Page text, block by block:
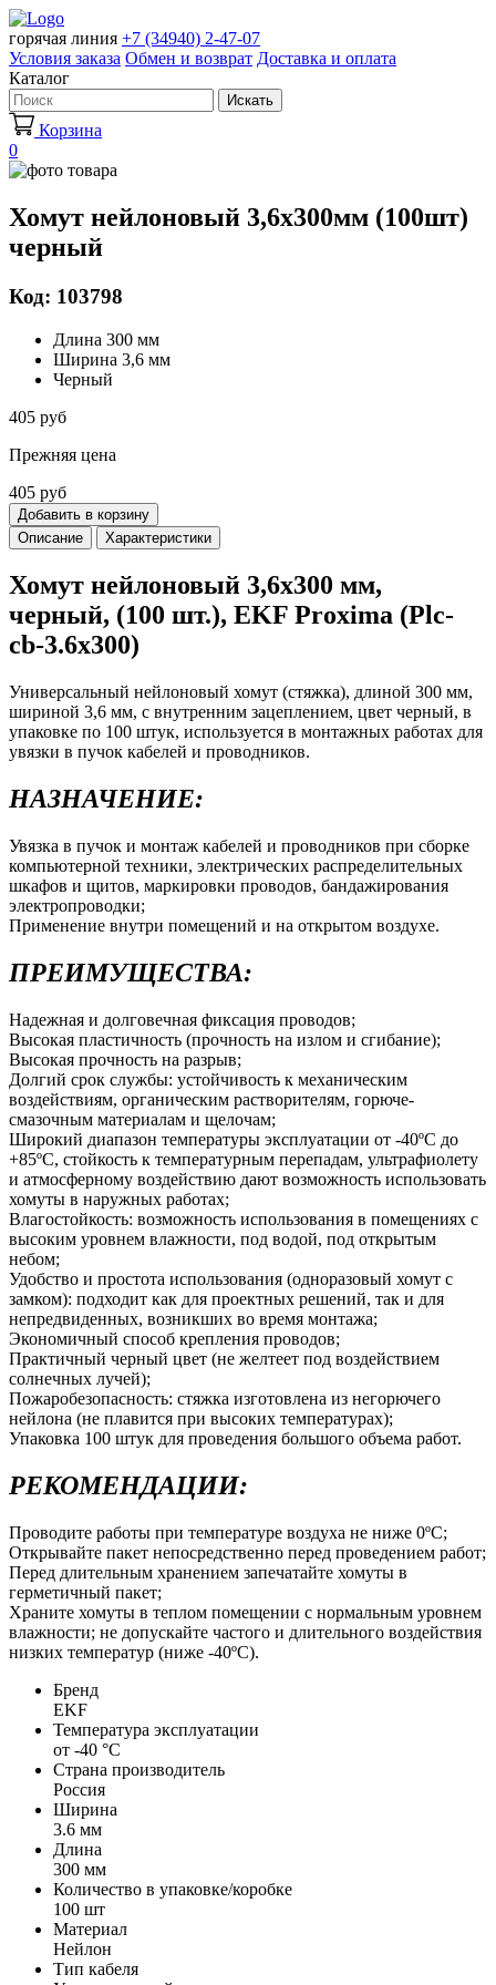
горячая линия +7 (34940) 2-47-07
Условия заказа Обмен и возврат Доставка и оплата
Каталог
Искать
Корзина
0
Хомут нейлоновый 3,6х300мм (100шт)
черный
Код: 103798
Длина 300 мм
Ширина 3,6 мм
Черный
405 руб
Прежняя цена
405 руб
Добавить в корзину
Описание
Характеристики
Хомут нейлоновый 3,6х300 мм,
черный, (100 шт.), EKF Proxima (Plc-
cb-3.6x300)
Универсальный нейлоновый хомут (стяжка), длиной 300 мм,
шириной 3,6 мм, с внутренним зацеплением, цвет черный, в
упаковке по 100 штук, используется в монтажных работах для
увязки в пучок кабелей и проводников.
НАЗНАЧЕНИЕ:
Увязка в пучок и монтаж кабелей и проводников при сборке
компьютерной техники, электрических распределительных
шкафов и щитов, маркировки проводов, бандажирования
электропроводки;
Применение внутри помещений и на открытом воздухе.
ПРЕИМУЩЕСТВА:
Надежная и долговечная фиксация проводов;
Высокая пластичность (прочность на излом и сгибание);
Высокая прочность на разрыв;
Долгий срок службы: устойчивость к механическим
воздействиям, органическим растворителям, горюче-
смазочным материалам и щелочам;
Широкий диапазон температуры эксплуатации от -40ºС до
+85ºС, стойкость к температурным перепадам, ультрафиолету
и атмосферному воздействию дают возможность использовать
хомуты в наружных работах;
Влагостойкость: возможность использования в помещениях с
высоким уровнем влажности, под водой, под открытым
небом;
Удобство и простота использования (одноразовый хомут с
замком): подходит как для проектных решений, так и для
непредвиденных, возникших во время монтажа;
Экономичный способ крепления проводов;
Практичный черный цвет (не желтеет под воздействием
солнечных лучей);
Пожаробезопасность: стяжка изготовлена из негорючего
нейлона (не плавится при высоких температурах);
Упаковка 100 штук для проведения большого объема работ.
РЕКОМЕНДАЦИИ:
Проводите работы при температуре воздуха не ниже 0ºС;
Открывайте пакет непосредственно перед проведением работ;
Перед длительным хранением запечатайте хомуты в
герметичный пакет;
Храните хомуты в теплом помещении с нормальным уровнем
влажности; не допускайте частого и длительного воздействия
низких температур (ниже -40ºС).
Бренд
EKF
Температура эксплуатации
от -40 °C
Страна производитель
Россия
Ширина
3.6 мм
Длина
300 мм
Количество в упаковке/коробке
100 шт
Материал
Нейлон
Тип кабеля